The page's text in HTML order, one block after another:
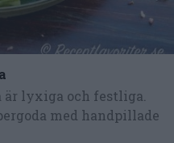
är lyxiga och festliga.
med handpillade